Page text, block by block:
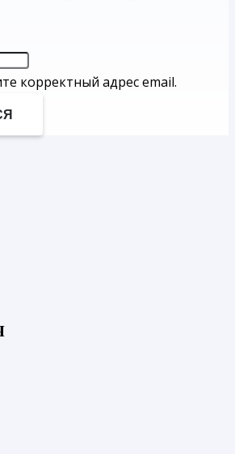
корректный адрес email.